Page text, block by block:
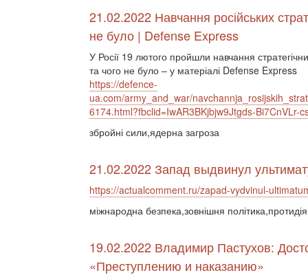
21.02.2022 Навчання російських
не було | Defense Express
У Росії 19 лютого пройшли навчання
та чого не було – у матеріалі Defense Express
https://defence-
ua.com/army_and_war/
6174.html?fbclid=IwAR3BKjbjw9Jtgds-Bi7CnVLr-
збройні сили,ядерна загроза
21.02.2022 Запад выдвинул
https://actualcomment.ru/zapad-vydvinul-
міжнародна безпека,зовнішня
19.02.2022 Владимир Пастухов:
«Преступлению и наказанию»